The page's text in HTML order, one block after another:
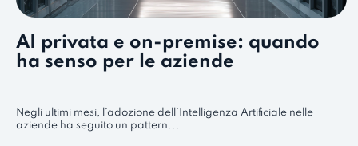
AI privata e on-premise: quando
ha senso per le aziende
Negli ultimi mesi, l’adozione dell’Intelligenza Artificiale nelle
aziende ha seguito un pattern...